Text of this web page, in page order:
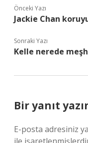
Önceki Yazı
Jackie Chan
Sonraki Yazı
Kelle nerede
Bir yanıt
E-posta adresiniz